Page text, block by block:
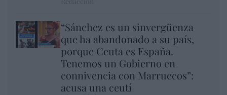
“Sánchez es un sinvergüenza
que ha abandonado a su país,
porque Ceuta es España.
Tenemos un Gobierno en
connivencia con Marruecos”:
acusa una ceutí